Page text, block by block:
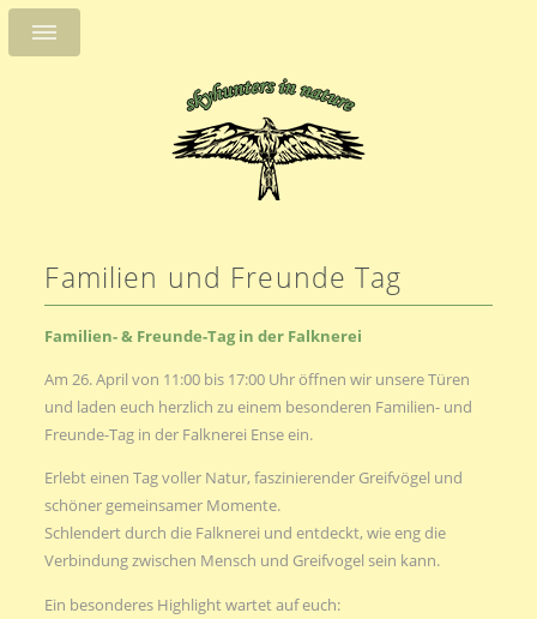
Familien und Freunde Tag
Familien- & Freunde-Tag in der Falknerei
Am 26. April von 11:00 bis 17:00 Uhr öffnen wir unsere Türen
und laden euch herzlich zu einem besonderen Familien- und
Freunde-Tag in der Falknerei Ense ein.
Erlebt einen Tag voller Natur, faszinierender Greifvögel und
schöner gemeinsamer Momente.
Schlendert durch die Falknerei und entdeckt, wie eng die
Verbindung zwischen Mensch und Greifvogel sein kann.
Ein besonderes Highlight wartet auf euch: